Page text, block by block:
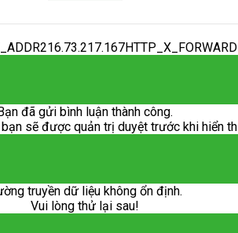
đã gửi bình luận thành công.
bạn sẽ được quản trị duyệt trước khi hiển
truyền dữ liệu không ổn định.
Vui lòng thử lại sau!